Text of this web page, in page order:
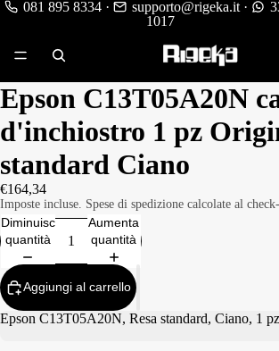
081 895 8334· supporto@rigeka.it ·
1017
Epson C13T05A20N
d'inchiostro 1 pz
standard Ciano
€164,34
Imposte incluse. Spese di spedizione calcolate al
Diminuisci
quantità
Aumenta
quantità
Aggiungi al carrello
Epson C13T05A20N, Resa standard, Ciano, 1